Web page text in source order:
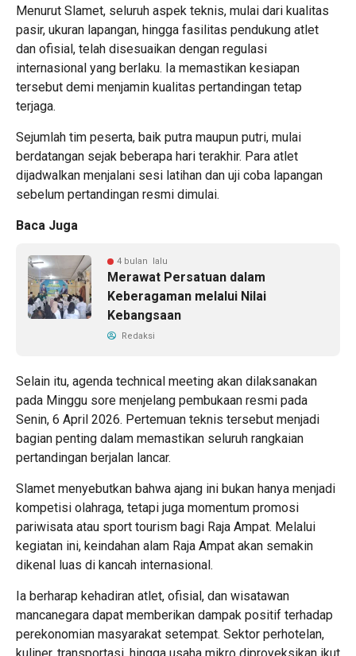
Menurut Slamet, seluruh aspek teknis, mulai dari kualitas
pasir, ukuran lapangan, hingga fasilitas pendukung atlet
dan ofisial, telah disesuaikan dengan regulasi
internasional yang berlaku. Ia memastikan kesiapan
tersebut demi menjamin kualitas pertandingan tetap
terjaga.
Sejumlah tim peserta, baik putra maupun putri, mulai
berdatangan sejak beberapa hari terakhir. Para atlet
dijadwalkan menjalani sesi latihan dan uji coba lapangan
sebelum pertandingan resmi dimulai.
Baca Juga
4 bulan lalu
Merawat Persatuan dalam
Keberagaman melalui Nilai
Kebangsaan
Redaksi
Selain itu, agenda technical meeting akan dilaksanakan
pada Minggu sore menjelang pembukaan resmi pada
Senin, 6 April 2026. Pertemuan teknis tersebut menjadi
bagian penting dalam memastikan seluruh rangkaian
pertandingan berjalan lancar.
Slamet menyebutkan bahwa ajang ini bukan hanya menjadi
kompetisi olahraga, tetapi juga momentum promosi
pariwisata atau sport tourism bagi Raja Ampat. Melalui
kegiatan ini, keindahan alam Raja Ampat akan semakin
dikenal luas di kancah internasional.
Ia berharap kehadiran atlet, ofisial, dan wisatawan
mancanegara dapat memberikan dampak positif terhadap
perekonomian masyarakat setempat. Sektor perhotelan,